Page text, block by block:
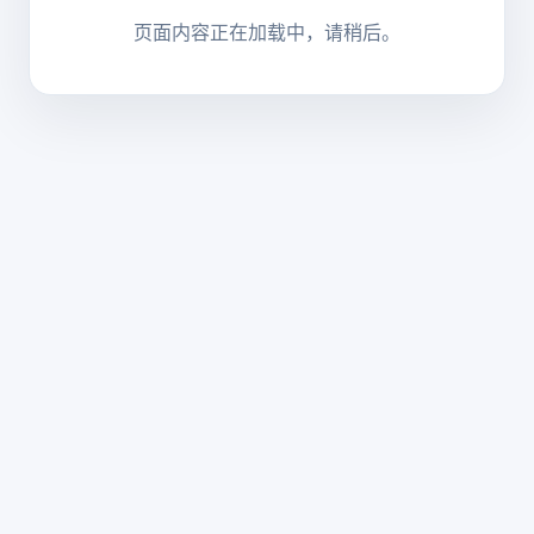
页面内容正在加载中，请稍后。